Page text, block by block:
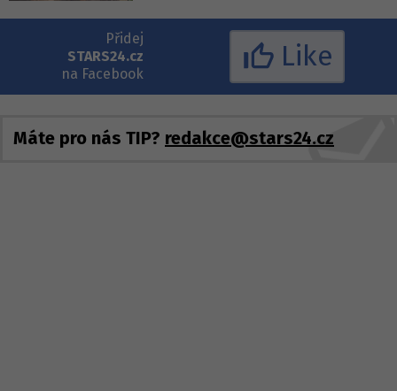
Přidej
STARS24.cz
na Facebook
Like
Máte pro nás TIP? redakce@stars24.cz